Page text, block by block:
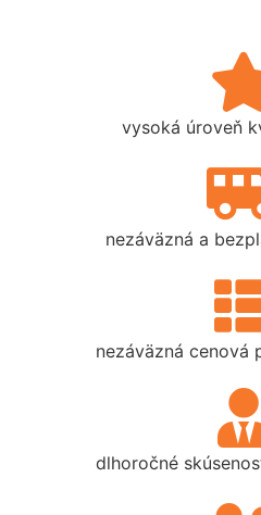
vysoká úroveň
nezáväzná a
nezáväzná cenová
dlhoročné